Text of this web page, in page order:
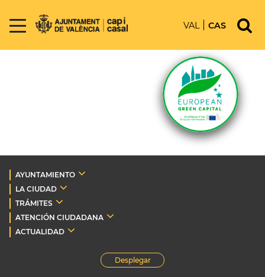
VAL CAS
AYUNTAMIENTO
LA CIUDAD
TRÁMITES
ATENCIÓN CIUDADANA
ACTUALIDAD
Desplegar